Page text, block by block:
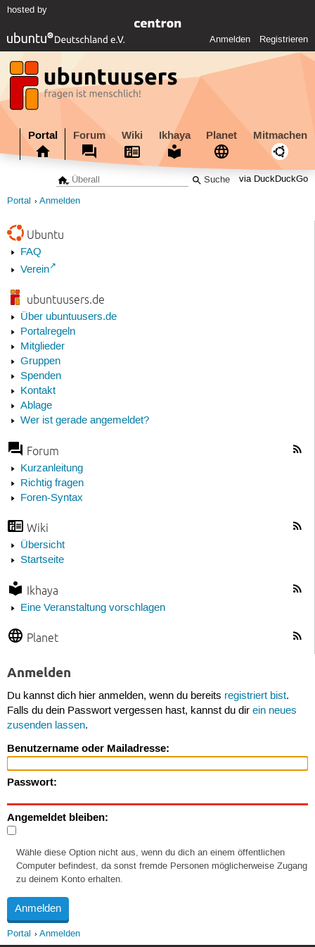
hosted by
Anmelden Registrieren
Portal Forum Wiki Ikhaya Planet Mitmachen
via DuckDuckGo
Portal Anmelden
Ubuntu
FAQ
Verein
ubuntuusers.de
Über ubuntuusers.de
Portalregeln
Mitglieder
Gruppen
Spenden
Kontakt
Ablage
Wer ist gerade angemeldet?
Forum
Kurzanleitung
Richtig fragen
Foren-Syntax
Wiki
Übersicht
Startseite
Ikhaya
Eine Veranstaltung vorschlagen
Planet
Anmelden
Du kannst dich hier anmelden, wenn du bereits registriert bist.
Falls du dein Passwort vergessen hast, kannst du dir ein neues
zusenden lassen.
Benutzername oder Mailadresse:
Passwort:
Angemeldet bleiben:
Wähle diese Option nicht aus, wenn du dich an einem öffentlichen
Computer befindest, da sonst fremde Personen möglicherweise Zugang
zu deinem Konto erhalten.
Portal Anmelden